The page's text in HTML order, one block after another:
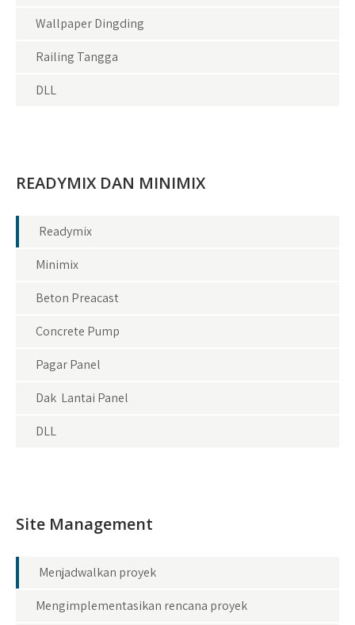
Wallpaper Dingding
Railing Tangga
DLL
READYMIX DAN MINIMIX
Readymix
Minimix
Beton Preacast
Concrete Pump
Pagar Panel
Dak Lantai Panel
DLL
Site Management
Menjadwalkan proyek
Mengimplementasikan rencana proyek